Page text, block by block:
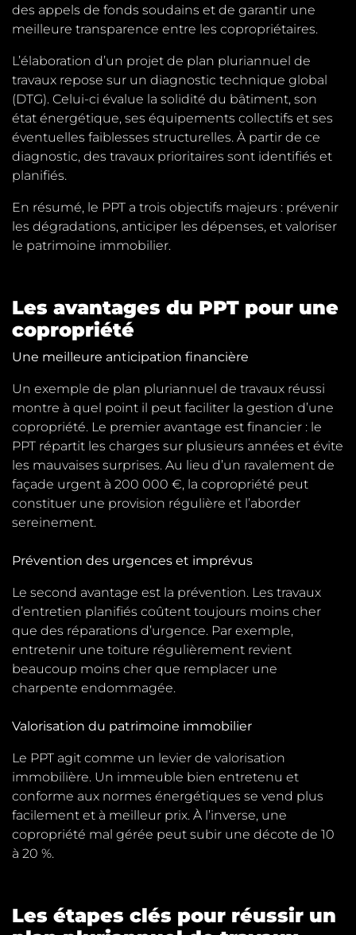
des appels de fonds soudains et de garantir une
meilleure transparence entre les copropriétaires.
L’élaboration d’un projet de plan pluriannuel de
travaux repose sur un diagnostic technique global
(DTG). Celui-ci évalue la solidité du bâtiment, son
état énergétique, ses équipements collectifs et ses
éventuelles faiblesses structurelles. À partir de ce
diagnostic, des travaux prioritaires sont identifiés et
planifiés.
En résumé, le PPT a trois objectifs majeurs : prévenir
les dégradations, anticiper les dépenses, et valoriser
le patrimoine immobilier.
Les avantages du PPT pour une
copropriété
Une meilleure anticipation financière
Un exemple de plan pluriannuel de travaux réussi
montre à quel point il peut faciliter la gestion d’une
copropriété. Le premier avantage est financier : le
PPT répartit les charges sur plusieurs années et évite
les mauvaises surprises. Au lieu d’un ravalement de
façade urgent à 200 000 €, la copropriété peut
constituer une provision régulière et l’aborder
sereinement.
Prévention des urgences et imprévus
Le second avantage est la prévention. Les travaux
d’entretien planifiés coûtent toujours moins cher
que des réparations d’urgence. Par exemple,
entretenir une toiture régulièrement revient
beaucoup moins cher que remplacer une
charpente endommagée.
Valorisation du patrimoine immobilier
Le PPT agit comme un levier de valorisation
immobilière. Un immeuble bien entretenu et
conforme aux normes énergétiques se vend plus
facilement et à meilleur prix. À l’inverse, une
copropriété mal gérée peut subir une décote de 10
à 20 %.
Les étapes clés pour réussir un